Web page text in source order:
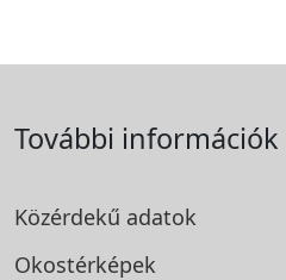
További információk
Közérdekű adatok
Okostérképek